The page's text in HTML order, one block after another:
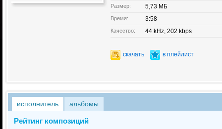
Размер: 5,73 МБ
Время: 3:58
Качество: 44 kHz, 202 kbps
скачать в плейлист
исполнитель альбомы
Рейтинг композиций